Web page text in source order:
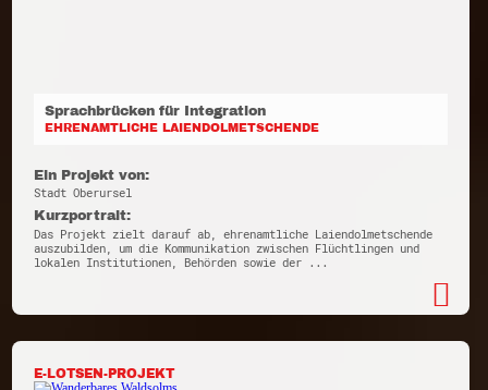
Sprachbrücken für Integration
EHRENAMTLICHE LAIENDOLMETSCHENDE
Ein Projekt von:
Stadt Oberursel
Kurzportrait:
Das Projekt zielt darauf ab, ehrenamtliche Laiendolmetschende
auszubilden, um die Kommunikation zwischen Flüchtlingen und
lokalen Institutionen, Behörden sowie der ...
E-LOTSEN-PROJEKT